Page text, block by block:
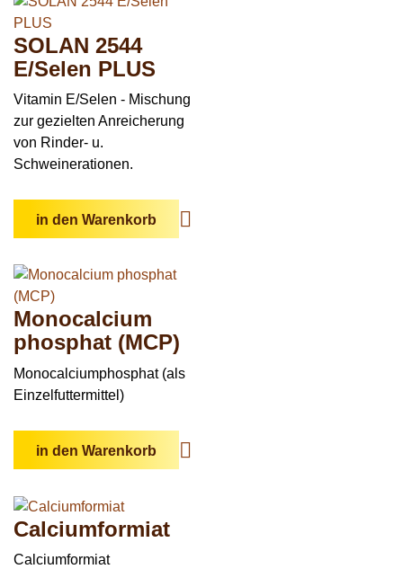
SOLAN 2544
E/Selen PLUS
Vitamin E/Selen - Mischung
zur gezielten Anreicherung
von Rinder- u.
Schweinerationen.
in den Warenkorb
Monocalcium
phosphat (MCP)
Monocalcium­phosphat (als
Einzelfuttermittel)
in den Warenkorb
Calciumformiat
Calciumformiat